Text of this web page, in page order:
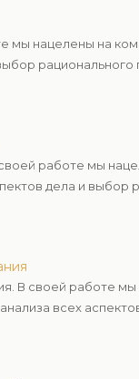
мы нацелены на
работе мы
дела и выбор
В своей работе
всех